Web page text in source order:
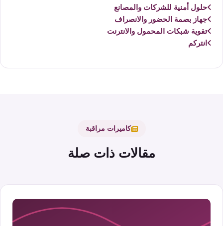
حلول أمنية للشركات والمصانع
جهاز بصمة الحضور والانصراف
تقوية شبكات المحمول والانترنت
انتركم
كاميرات مراقبة
مقالات ذات صلة